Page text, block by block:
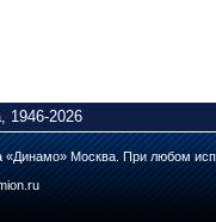
1946-2026
Москва. При любом